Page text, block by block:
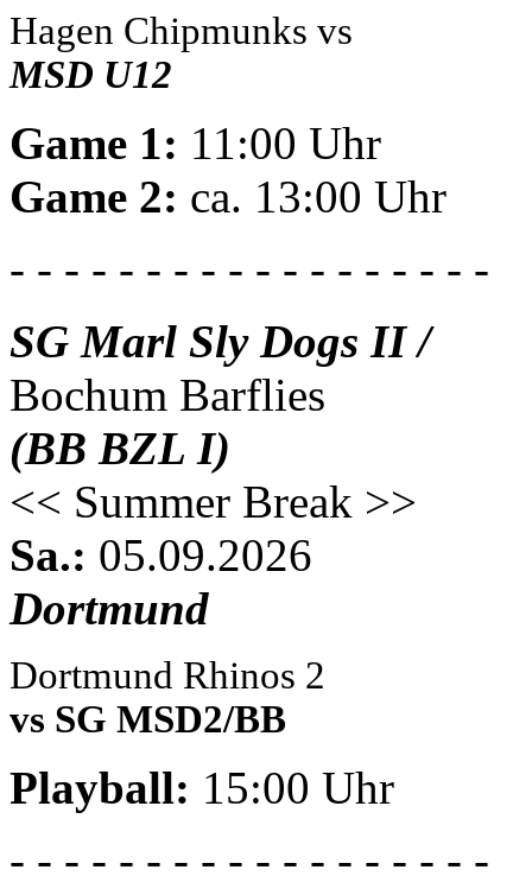
Hagen Chipmunks vs
MSD U12
Game 1: 11:00 Uhr
Game 2: ca. 13:00 Uhr
- - - - - - - - - - - - - - - - - -
SG Marl Sly Dogs II /
Bochum Barflies
(BB BZL I)
<< Summer Break >>
Sa.: 05.09.2026
Dortmund
Dortmund Rhinos 2
vs SG MSD2/BB
Playball: 15:00 Uhr
- - - - - - - - - - - - - - - - - -